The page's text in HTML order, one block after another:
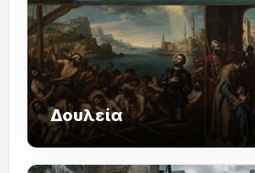
Δουλεία